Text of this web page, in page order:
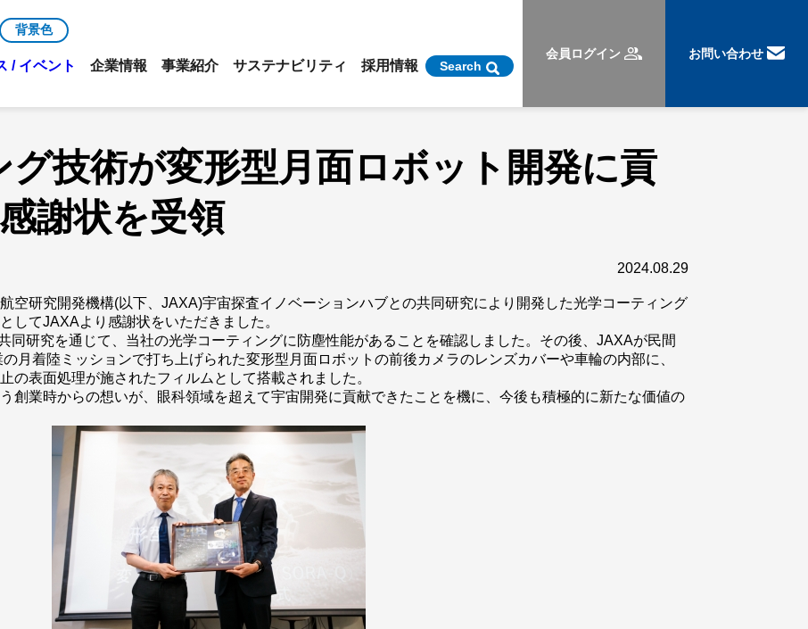
背景色
/ イベント 企業情報 事業紹介 サステナビリティ 採用情報 Search
会員ログイン お問い合わせ
グ技術が変形型月面ロボット開発に貢
謝状を受領
2024.08.29
空研究開発機構(以下、JAXA)宇宙探査イノベーションハブとの共同研究により開発した光学コーティング
してJAXAより感謝状をいただきました。
同研究を通じて、当社の光学コーティングに防塵性能があることを確認しました。その後、JAXAが民間
月着陸ミッションで打ち上げられた変形型月面ロボットの前後カメラのレンズカバーや車輪の内部に、
の表面処理が施されたフィルムとして搭載されました。
創業時からの想いが、眼科領域を超えて宇宙開発に貢献できたことを機に、今後も積極的に新たな価値の